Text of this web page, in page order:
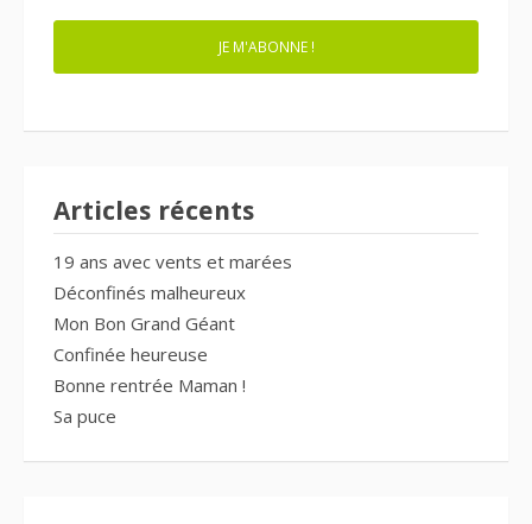
JE M'ABONNE !
Articles récents
19 ans avec vents et marées
Déconfinés malheureux
Mon Bon Grand Géant
Confinée heureuse
Bonne rentrée Maman !
Sa puce